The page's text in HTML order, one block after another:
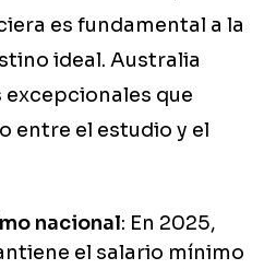
es fundamental a la
ideal. Australia
que
entre el estudio y el
nacional: En 2025,
el salario mínimo